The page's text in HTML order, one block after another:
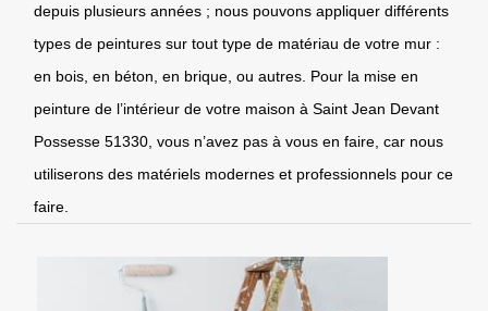
depuis plusieurs années ; nous pouvons appliquer différents
types de peintures sur tout type de matériau de votre mur :
en bois, en béton, en brique, ou autres. Pour la mise en
peinture de l’intérieur de votre maison à Saint Jean Devant
Possesse 51330, vous n’avez pas à vous en faire, car nous
utiliserons des matériels modernes et professionnels pour ce
faire.